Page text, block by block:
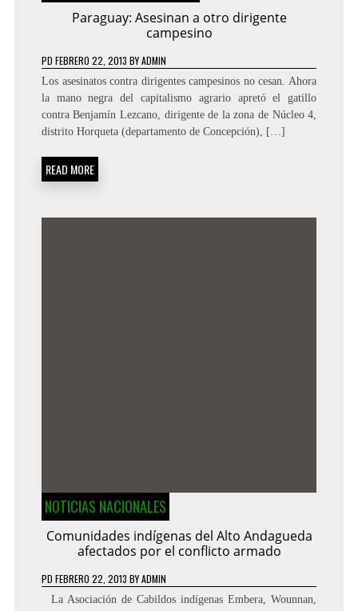
Paraguay: Asesinan a otro dirigente
campesino
PD FEBRERO 22, 2013 BYADMIN
Los asesinatos contra dirigentes campesinos no cesan. Ahora
la mano negra del capitalismo agrario apretó el gatillo
contra Benjamín Lezcano, dirigente de la zona de Núcleo 4,
distrito Horqueta (departamento de Concepción), […]
READ MORE
NOTICIAS NACIONALES
Comunidades indígenas del Alto Andagueda
afectados por el conflicto armado
PD FEBRERO 22, 2013 BYADMIN
La Asociación de Cabildos indígenas Embera, Wounnan,